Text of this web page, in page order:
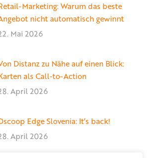
Marketing: Warum das beste
nicht automatisch gewinnt
Mai 2026
Distanz zu Nähe auf einen Blick:
als Call-to-Action
April 2026
Edge Slovenia: It’s back!
April 2026